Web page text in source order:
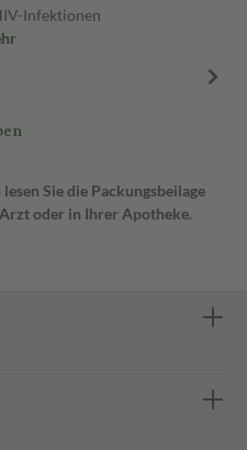
Infektionen
Sie die Packungsbeilage
oder in Ihrer Apotheke.